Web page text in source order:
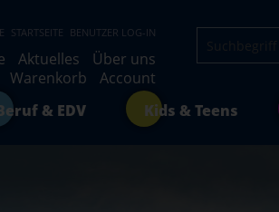
STARTSEITE BENUTZER LOG-IN
Aktuelles
Über uns
Warenkorb
Account
& EDV Kids & Teens